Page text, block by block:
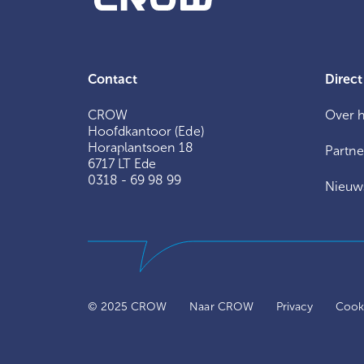
Contact
CROW
Hoofdkantoor (Ede)
Horaplantsoen 18
6717 LT Ede
0318 - 69 98 99
Over
© 2025 CROW Naar CROW Privacy